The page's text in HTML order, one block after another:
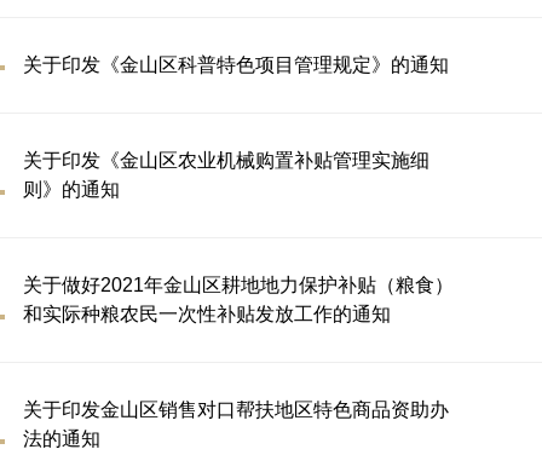
关于印发《金山区科普特色项目管理规定》的通知
关于印发《金山区农业机械购置补贴管理实施细
则》的通知
关于做好2021年金山区耕地地力保护补贴（粮食）
和实际种粮农民一次性补贴发放工作的通知
关于印发金山区销售对口帮扶地区特色商品资助办
法的通知